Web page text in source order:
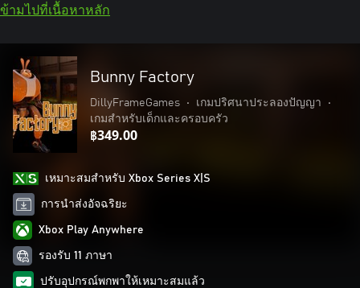
ข้ามไปที่เนื้อหาหลัก
Bunny Factory
DillyFrameGames • เกมปริศนาประลองปัญญา
•
เกมสำหรับเด็กและครอบครัว
฿349.00
เหมาะสมสําหรับ Xbox Series X|S
การนำส่งอัจฉริยะ
Xbox Play Anywhere
รองรับ 11 ภาษา
ปรับอุปกรณ์พกพาให้เหมาะสมแล้ว